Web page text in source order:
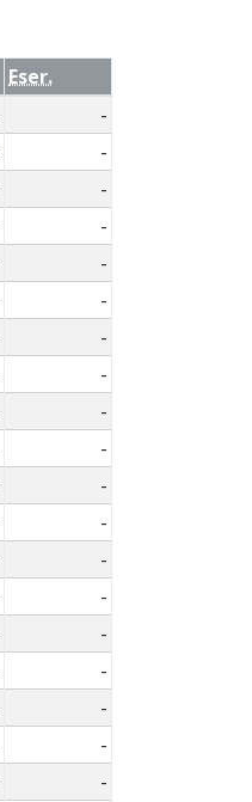
Eser.
-
-
-
-
-
-
-
-
-
-
-
-
-
-
-
-
-
-
-